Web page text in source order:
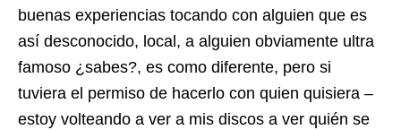
buenas experiencias tocando con alguien que es
así desconocido, local, a alguien obviamente ultra
famoso ¿sabes?, es como diferente, pero si
tuviera el permiso de hacerlo con quien quisiera –
estoy volteando a ver a mis discos a ver quién se